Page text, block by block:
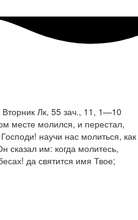
Лк, 55 зач., 11, 1—10
месте молился, и перестал,
научи нас молиться, как
сказал им: когда молитесь,
да святится имя Твое;